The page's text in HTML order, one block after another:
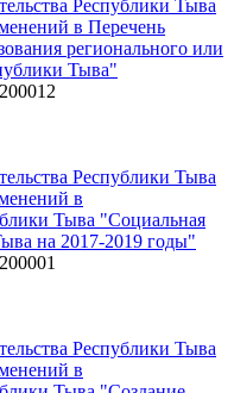
Республики Тыва
в Перечень
регионального или
Тыва"
Республики Тыва
в
Тыва "Социальная
на 2017-2019 годы"
Республики Тыва
в